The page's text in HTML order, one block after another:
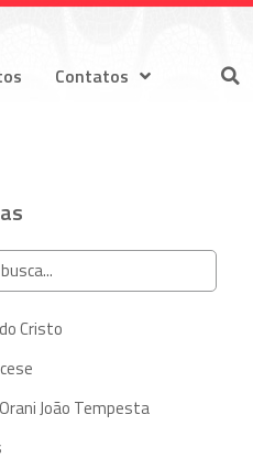
Contatos
Cristo
João Tempesta